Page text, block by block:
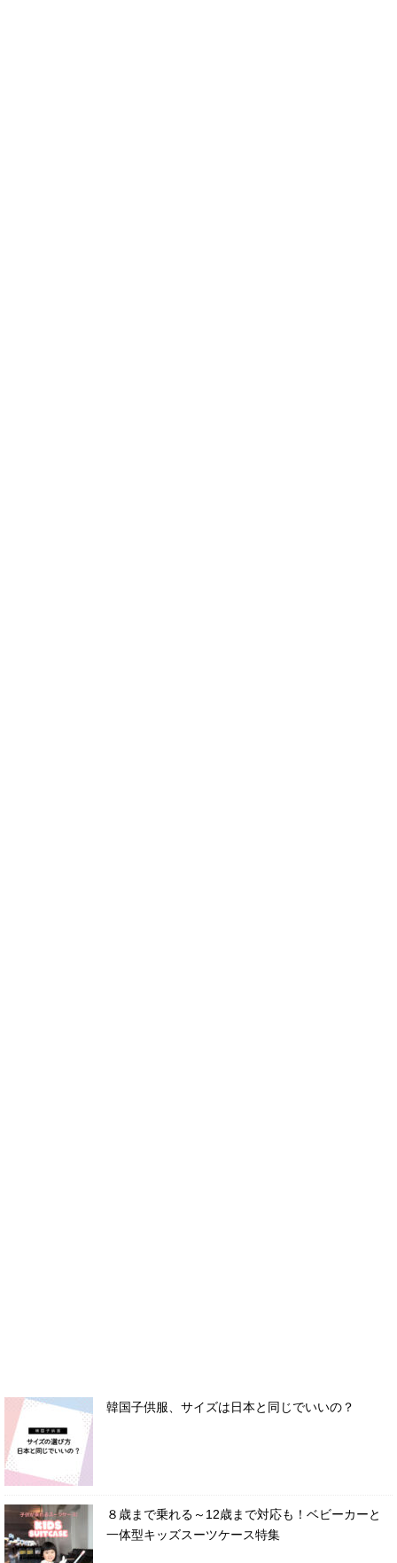
韓国子供服、サイズは日本と同じでいいの？
８歳まで乗れる～12歳まで対応も！ベビーカーと
一体型キッズスーツケース特集